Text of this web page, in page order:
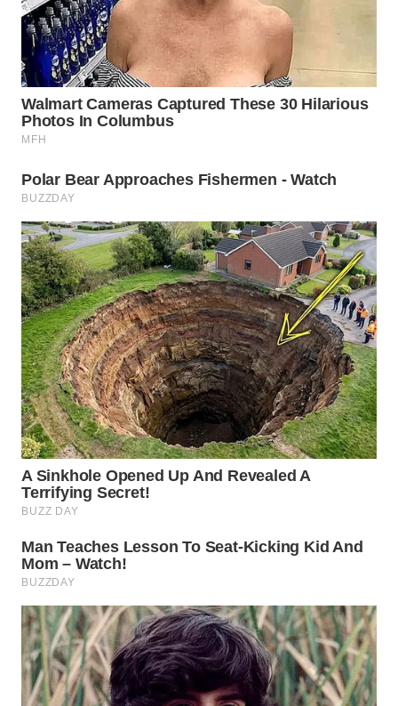
INDRAMAYU
WN
KUNINGAN
WN
MAJALENGKA
WN
SUBANG
WN
SUKABUMI
WN
PURWAKARTA
WN
PRIANGAN
TIMUR
WN
SEMARANG
SOLO
WN
BOROBUDUR
WN
MADURA